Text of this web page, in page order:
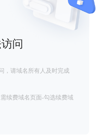
问
，请域名所有人及时完成
续费域名页面-勾选续费域